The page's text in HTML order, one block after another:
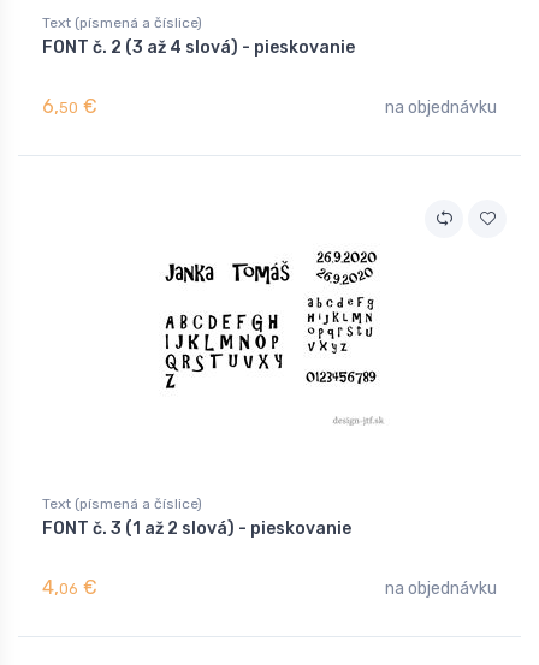
Text (písmená a číslice)
FONT č. 2 (3 až 4 slová) - pieskovanie
6,50 € na objednávku
Text (písmená a číslice)
FONT č. 3 (1 až 2 slová) - pieskovanie
4,06 € na objednávku